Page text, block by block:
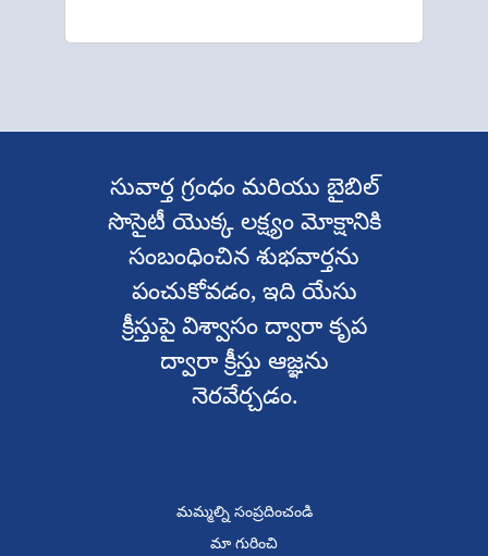
సువార్త గ్రంధం మరియు బైబిల్
సొసైటీ యొక్క లక్ష్యం మోక్షానికి
సంబంధించిన శుభవార్తను
పంచుకోవడం, ఇది యేసు
క్రీస్తుపై విశ్వాసం ద్వారా కృప
ద్వారా క్రీస్తు ఆజ్ఞను
నెరవేర్చడం.
మమ్మల్ని సంప్రదించండి
మా గురించి